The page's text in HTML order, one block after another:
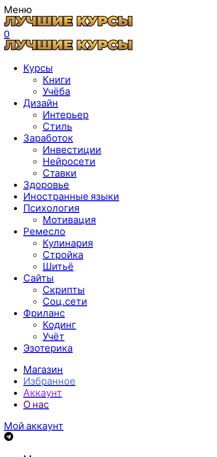
Меню
0
Курсы
Книги
Учёба
Дизайн
Интерьер
Стиль
Заработок
Инвестиции
Нейросети
Ставки
Здоровье
Иностранные языки
Психология
Мотивация
Ремесло
Кулинария
Стройка
Шитьё
Сайты
Скрипты
Соц.сети
Фриланс
Кодинг
Учёт
Эзотерика
Магазин
Избранное
Аккаунт
О нас
Мой аккаунт